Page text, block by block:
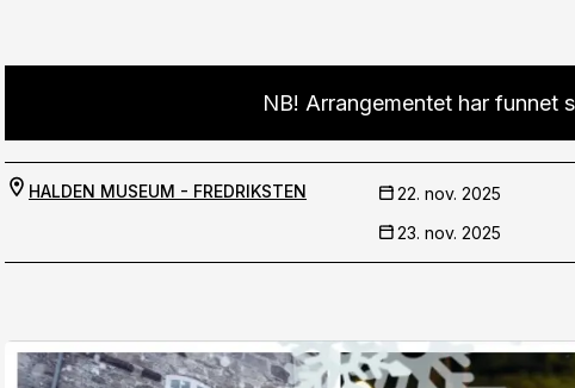
NB! Arrangementet har funnet
HALDEN MUSEUM - FREDRIKSTEN 22. nov. 2025
23. nov. 2025